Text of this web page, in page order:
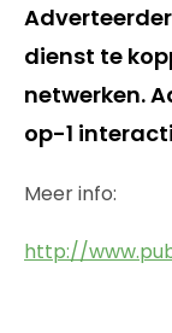
dienst te
netwerken.
op-1
Meer info:
http://